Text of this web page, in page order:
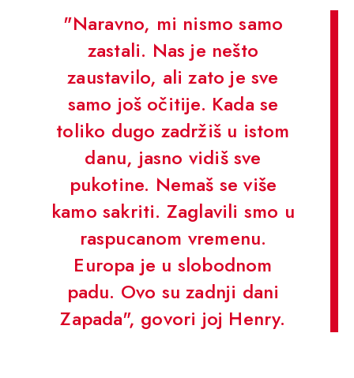
"Naravno, mi nismo samo
zastali. Nas je nešto
zaustavilo, ali zato je sve
samo još očitije. Kada se
toliko dugo zadržiš u istom
danu, jasno vidiš sve
pukotine. Nemaš se više
kamo sakriti. Zaglavili smo u
raspucanom vremenu.
Europa je u slobodnom
padu. Ovo su zadnji dani
Zapada", govori joj Henry.